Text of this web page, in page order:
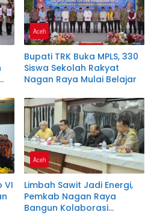
kabupaten Nagan Raya .
Aceh
Bupati TRK Buka MPLS, 330
Siswa Sekolah Rakyat
Nagan Raya Mulai Belajar
VI
Aceh
Limbah Sawit Jadi Energi,
Pemkab Nagan Raya
Bangun Kolaborasi